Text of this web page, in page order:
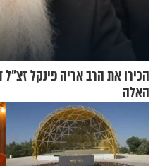
האלה